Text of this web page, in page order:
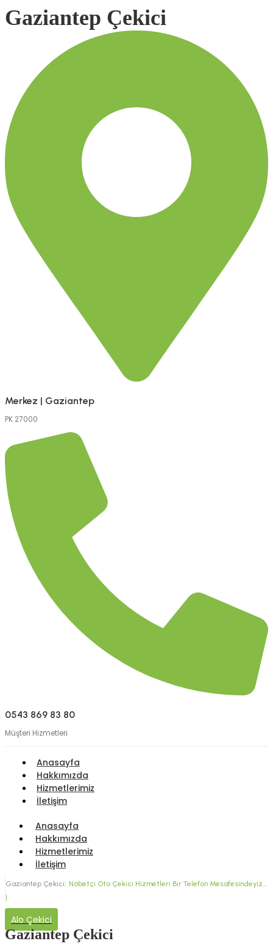
Gaziantep Çekici
Merkez | Gaziantep
PK 27000
0543 869 83 80
Müşteri Hizmetleri
Anasayfa
Hakkımızda
Hizmetlerimiz
İletişim
Anasayfa
Hakkımızda
Hizmetlerimiz
İletişim
Gaziantep Çekici: Nöbetçi Oto Çekici Hizmetleri Bir Telefon Mesafesindeyiz...
|
Alo Çekici
Gaziantep Çekici